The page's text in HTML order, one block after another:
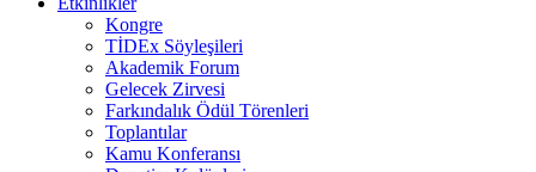
Kongre
TİDEx Söyleşileri
Akademik Forum
Gelecek Zirvesi
Farkındalık Ödül Törenleri
Toplantılar
Kamu Konferansı